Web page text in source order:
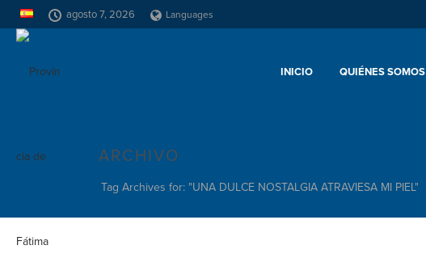
agosto 7, 2026 Languages
INICIO QUIÉNES SOMOS
ARCHIVO
Tag Archives for: "UNA DULCE NOSTALGIA ATRAVIESA MI PIEL"